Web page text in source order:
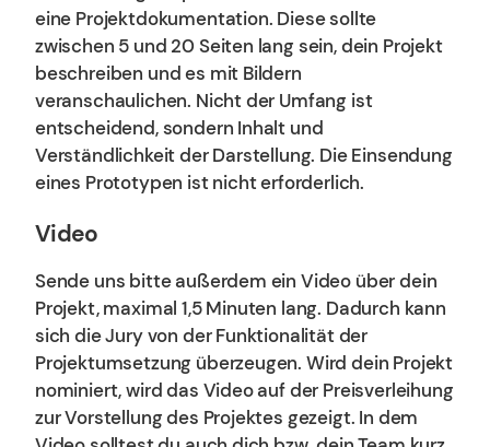
eine Projektdokumentation. Diese sollte
zwischen 5 und 20 Seiten lang sein, dein Projekt
beschreiben und es mit Bildern
veranschaulichen. Nicht der Umfang ist
entscheidend, sondern Inhalt und
Verständlichkeit der Darstellung. Die Einsendung
eines Prototypen ist nicht erforderlich.
Video
Sende uns bitte außerdem ein Video über dein
Projekt, maximal 1,5 Minuten lang. Dadurch kann
sich die Jury von der Funktionalität der
Projektumsetzung überzeugen. Wird dein Projekt
nominiert, wird das Video auf der Preisverleihung
zur Vorstellung des Projektes gezeigt. In dem